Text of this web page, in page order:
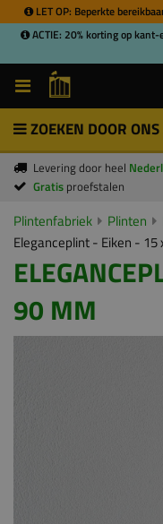
LET OP: Beperkte
ACTIE: 20% korting op
ZOEKEN DOOR
Levering door heel
Gratis proefstalen
Plintenfabriek Plinten
Eleganceplint - Eiken - 15
90 MM